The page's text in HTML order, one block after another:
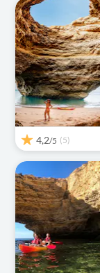
4,2/5 (5)